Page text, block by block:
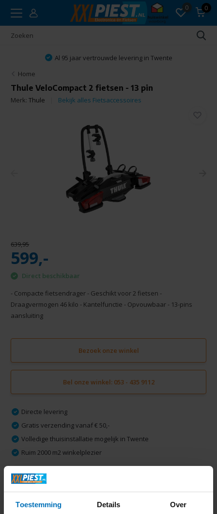
Toestemming Details Over
0 0
Al 95 jaar vertrouwde levering in Twente
Home
Thule VeloCompact 2 fietsen - 13 pin
Merk:Thule Bekijk alles Fietsaccessoires
639,95
599,-
Direct beschikbaar
- Compacte fietsendrager - Geschikt voor 2 fietsen -
Draagvermogen 46 kilo - Kantelfunctie - Opvouwbaar - 13-pins
aansluiting
Bezoek onze winkel
Bel onze winkel: 053 - 435 9112
Directe levering
Gratis verzending vanaf € 50,-
Volledige thuisinstallatie mogelijk in Twente
Ruim 2000 m2 winkelplezier
Productomschrijving